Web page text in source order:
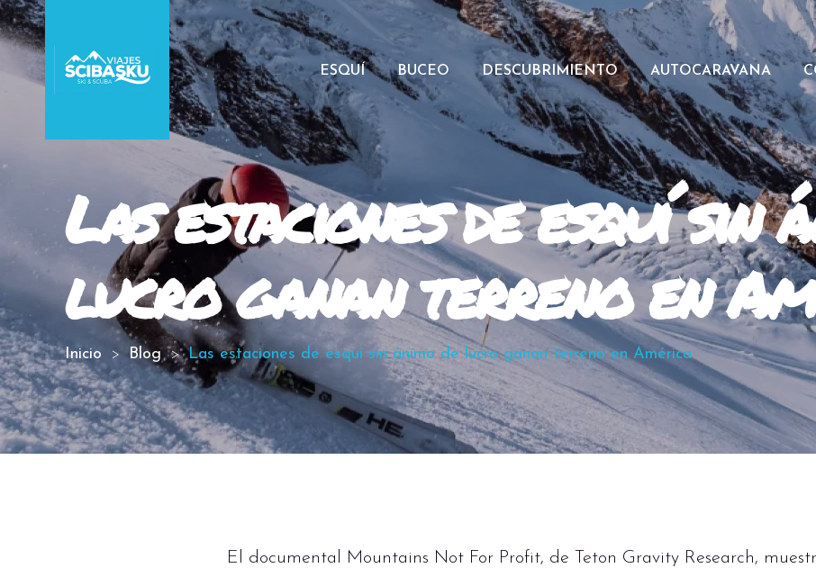
ESQUÍ BUCEO DESCUBRIMIENTO AUTOCARAVANA
Las estaciones de esquí sin
lucro ganan terreno en
Inicio Blog Las estaciones de esquí sin ánimo de lucro ganan terreno en América
El documental Mountains Not For Profit, de Teton Gravity Research,